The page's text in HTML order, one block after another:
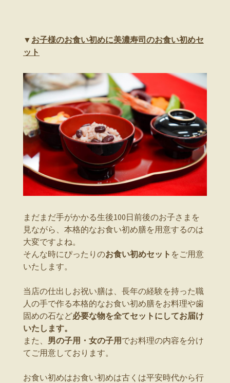
▼ お子様のお食い初めに美濃寿司のお食い初めセ
ット
まだまだ手がかかる生後100日前後のお子さまを
見ながら、本格的なお食い初め膳を用意するのは
大変ですよね。
そんな時にぴったりのお食い初めセット をご用意
いたします。
当店の仕出しお祝い膳は、長年の経験を持った職
人の手で作る本格的なお食い初め膳をお料理や歯
固めの石など必要な物を全てセットにしてお届け
いたします。
また、 男の子用・女の子用でお料理の内容を分け
てご用意しております。
お食い初めはお食い初めは古くは平安時代から行